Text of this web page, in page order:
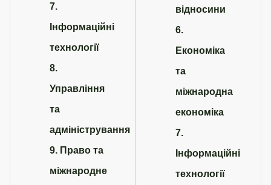
7.
Інформаційні
технології
8.
Управління
та
адміністрування
9. Право та
міжнародне
відносини
6.
Економіка
та
міжнародна
економіка
7.
Інформаційні
технології